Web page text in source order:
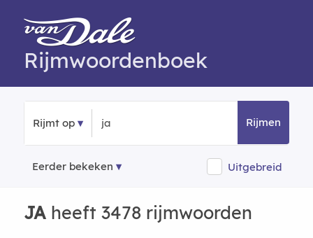
Rijmwoordenboek
Rijmt op Rijmen
Eerder bekeken Uitgebreid
JAheeft 3478 rijmwoorden